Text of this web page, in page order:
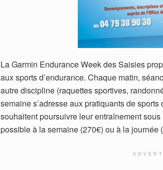
La Garmin Endurance Week des Saisies
aux sports d’endurance. Chaque matin,
autre discipline (raquettes sportives,
semaine s’adresse aux pratiquants de
souhaitent poursuivre leur entraînement
possible à la semaine (270€) ou à la journée